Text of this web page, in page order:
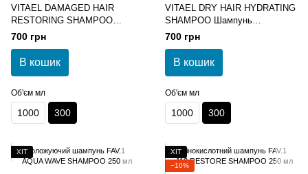
VITAEL DAMAGED HAIR
RESTORING SHAMPOO
Шампунь відновлюючий для
пошкодженого волосся 300 мл
700 грн
В кошик
Об'єм мл
1000 300
VITAEL DRY HAIR HYDRATING
SHAMPOO Шампунь
зволожуючий 300 мл
700 грн
В кошик
Об'єм мл
1000 300
ХІТ
ХІТ
−10%